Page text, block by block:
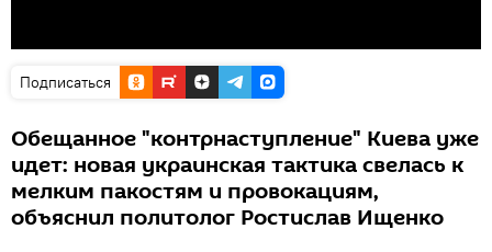
Подписаться
Обещанное "контрнаступление" Киева уже
идет: новая украинская тактика свелась к
мелким пакостям и провокациям,
объяснил политолог Ростислав Ищенко